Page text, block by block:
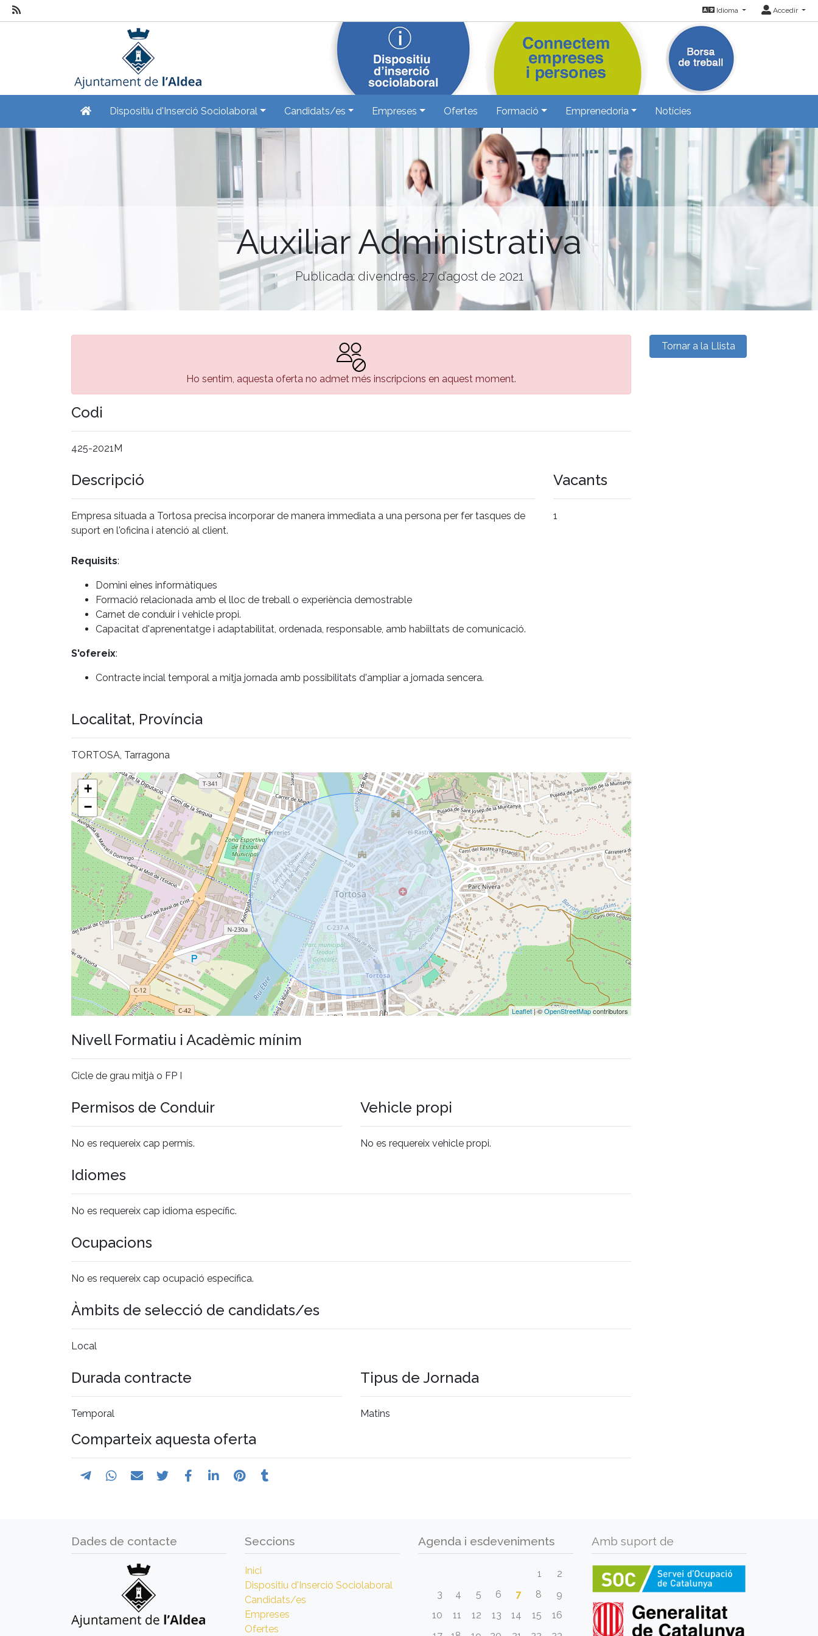
Idioma Accedir
Dispositiu d'Inserció Sociolaboral Candidats/es Empreses Ofertes Formació Emprenedoria Notícies
Auxiliar Administrativa
Publicada: divendres, 27 d’agost de 2021
Ho sentim, aquesta oferta no admet més inscripcions en aquest moment.
Codi
425-2021M
Descripció
Empresa situada a Tortosa precisa incorporar de manera immediata a una persona per fer tasques de
suport en l'oficina i atenció al client.
Vacants
1
Requisits:
Domini eines informàtiques
Formació relacionada amb el lloc de treball o experiència demostrable
Carnet de conduir i vehicle propi.
Capacitat d'aprenentatge i adaptabilitat, ordenada, responsable, amb habiiltats de comunicació.
S'ofereix:
Contracte incial temporal a mitja jornada amb possibilitats d'ampliar a jornada sencera.
Localitat, Província
TORTOSA, Tarragona
+
−
Leaflet| ©OpenStreetMapcontributors
Nivell Formatiu i Acadèmic mínim
Cicle de grau mitjà o FP I
Permisos de Conduir
No es requereix cap permís.
Vehicle propi
No es requereix vehicle propi.
Idiomes
No es requereix cap idioma específic.
Ocupacions
No es requereix cap ocupació específica.
Àmbits de selecció de candidats/es
Local
Durada contracte
Temporal
Tipus de Jornada
Matins
Comparteix aquesta oferta
Tornar a la Llista
Dades de contacte Seccions
Inici
Dispositiu d'Inserció Sociolaboral
Candidats/es
Empreses
Ofertes
Agenda i esdeveniments
1
2
3
4 5 6 7 8
9
10
11 12 13 14 15
16
Amb suport de